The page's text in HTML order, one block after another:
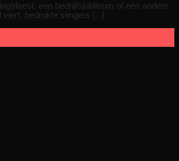
een bedrijfsjubileum of een andere
bedrukte slingers [...]